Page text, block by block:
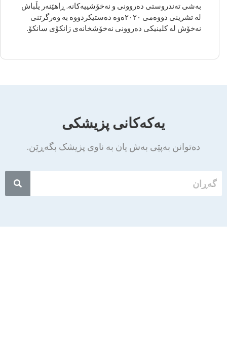
بەشی تەندروستی دەروونی و نەخۆشییەکانە. ڕاهێنەر یڵباش
لە تشرینی دووەمی ٢٠٢٠ەوە دەستیکردووە بە وەرگرتنی
نەخۆش لە کلینیکی دەروونی نەخۆشخانەی زانکۆی سانکۆ.
یەکەکانی پزیشکی
دەتوانن بەپێی بەش یان بە ناوی پزیشک بگەڕێن.